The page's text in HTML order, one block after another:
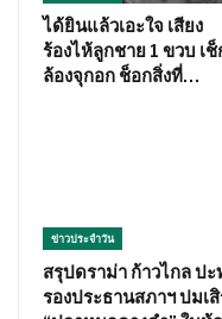
ได้ยินแล้วเอะใจ เสียง
ร้องไห้ลูกชาย 1 ขวบ เ
ล้องจุกอก ช็อกสิ่งที่…
ข่าวประจำวัน
สรุปดราม่า ก้าวไกล ปะ
รองประธานสภาฯ ปมเ